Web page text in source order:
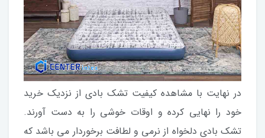
در نهایت با مشاهده کیفیت تشک بادی از نزدیک خرید
خود را نهایی کرده و اوقات خوشی را به دست آورند.
تشک بادی دلخواه از نرمی و لطافت برخوردار می باشد که